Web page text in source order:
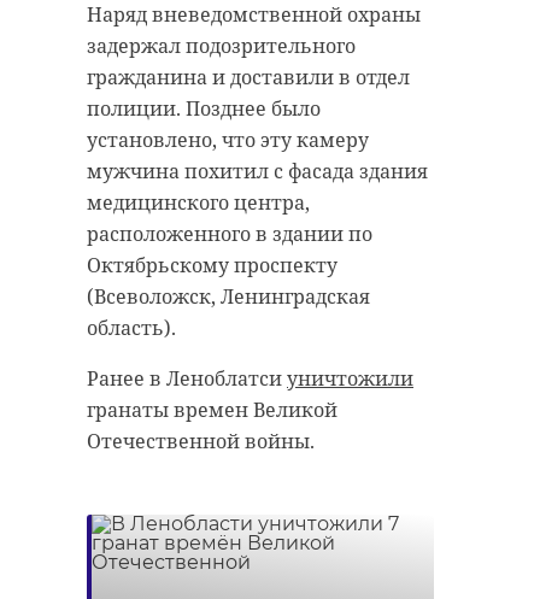
Наряд вневедомственной охраны
задержал подозрительного
гражданина и доставили в отдел
полиции. Позднее было
установлено, что эту камеру
мужчина похитил с фасада здания
медицинского центра,
расположенного в здании по
Октябрьскому проспекту
(Всеволожск, Ленинградская
область).
Ранее в Леноблатсиуничтожили
гранаты времен Великой
Отечественной войны.
утепление пенькой,
антибиологическая и
противопожарная обработка.
гатчинский район
добровольцы
реставрация усадьба
Поделиться статьей:
РЕКОМЕНДУЕМ
летней давности и, может тогда,
удастся узнать, какой была жизнь
Анны Беквор и других бельгийцев
в Сосновом Бору.
история сосновый бор
Поделиться статьей: